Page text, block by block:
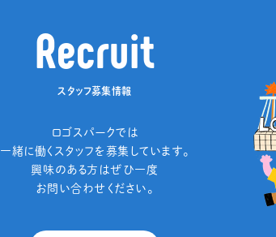
Recruit
スタッフ募集情報
ロゴスパークでは
一緒に働くスタッフを募集しています。
興味のある方はぜひ一度
お問い合わせください。